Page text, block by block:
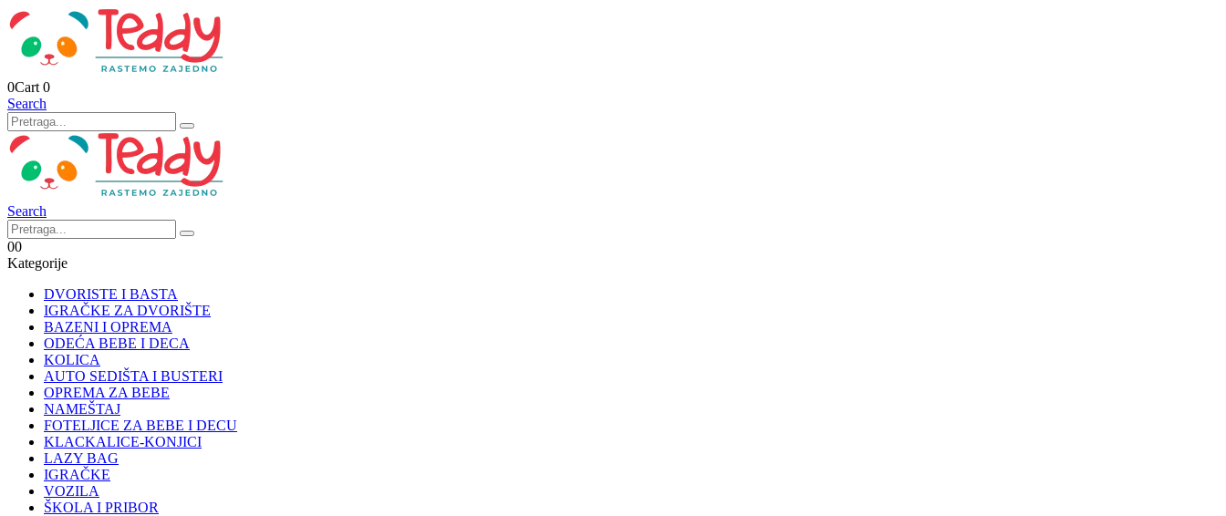
0Cart 0
Search
Search
00
Kategorije
DVORISTE I BASTA
IGRAČKE ZA DVORIŠTE
BAZENI I OPREMA
ODEĆA BEBE I DECA
KOLICA
AUTO SEDIŠTA I BUSTERI
OPREMA ZA BEBE
NAMEŠTAJ
FOTELJICE ZA BEBE I DECU
KLACKALICE-KONJICI
LAZY BAG
IGRAČKE
VOZILA
ŠKOLA I PRIBOR